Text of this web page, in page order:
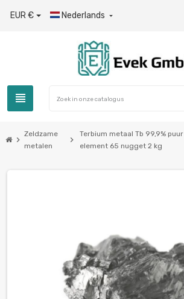
EUR € Nederlands 
view_headline
chevron_right
Zeldzame
metalen
chevron_right
Terbium metaal Tb 99,9%
element 65 nugget 2 kg